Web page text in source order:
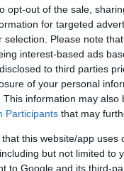
opt-out of the sale,
for targeted
selection. Please note
interest-based ads
to third parties
of your personal
This information may
Participants that may
that this website/app
but not limited to
to Google and its third-
οικονομία
όρους. Η
οικονομικών
στην αγορά
στο ισοζύγιο
την
αλλαγή